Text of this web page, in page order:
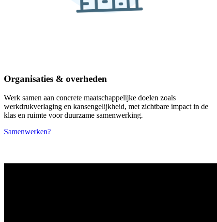
Organisaties & overheden
Werk samen aan concrete maatschappelijke doelen zoals
werkdrukverlaging en kansengelijkheid, met zichtbare impact in de
klas en ruimte voor duurzame samenwerking.
Samenwerken?